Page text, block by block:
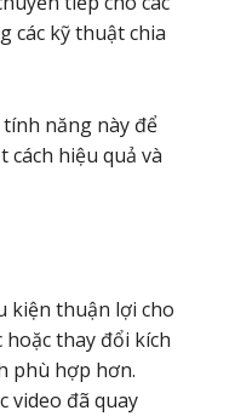
các kỹ thuật chia
năng này để
hiệu quả và
kiện thuận lợi cho
thay đổi kích
phù hợp hơn.
video đã quay